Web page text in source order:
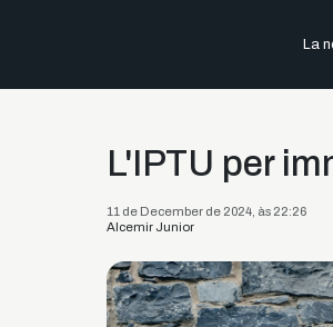
La
L'IPTU per
11 de December de 2024, às 22:26
Alcemir Junior